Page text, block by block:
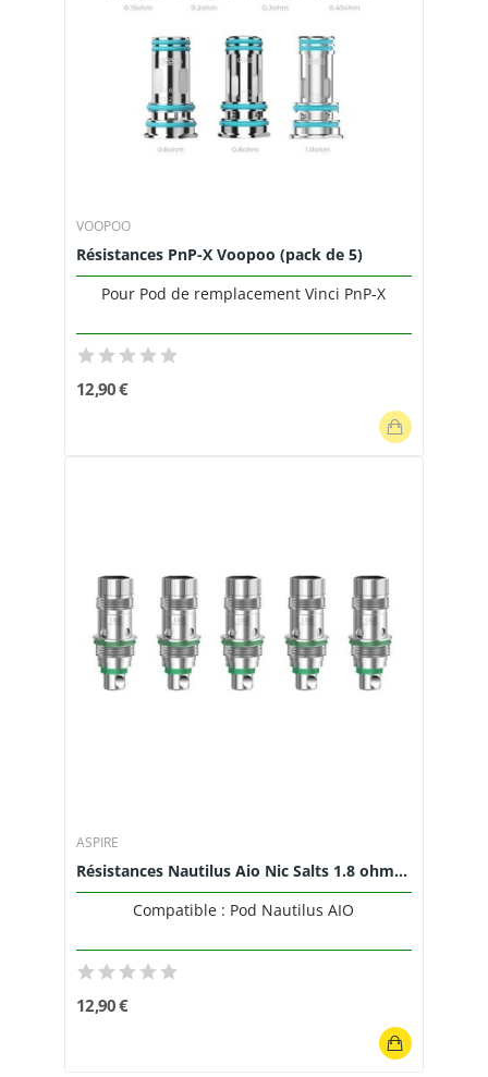
VOOPOO
Résistances PnP-X Voopoo (pack de 5)
Pour Pod de remplacement Vinci PnP-X
12,90 €
ASPIRE
Résistances Nautilus Aio Nic Salts 1.8 ohm...
Compatible : Pod Nautilus AIO
12,90 €